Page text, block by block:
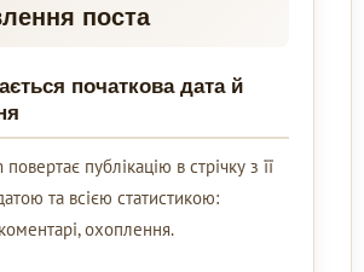
поста
початкова дата й
публікацію в стрічку з її
та всією статистикою:
охоплення.